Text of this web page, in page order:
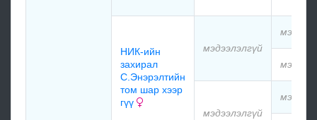
НИК-ийн
захирал
С.Энэрэлтийн
том шар хээр
гүү
мэдээлэлгүй
мэдээлэлгүй